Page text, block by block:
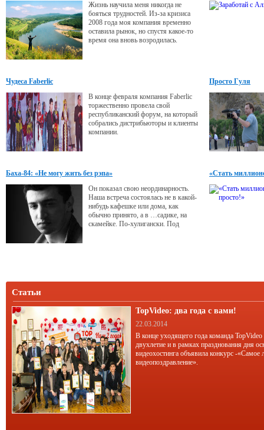
Жизнь научила меня никогда не
бояться трудностей. Из-за кризиса
2008 года моя компания временно
оставила рынок, но спустя какое-то
время она вновь возродилась.
Чудеса Faberlic
В конце февраля компания Faberlic
торжественно провела свой
республиканский форум, на который
собрались дистрибьюторы и клиенты
компании.
Просто Гуля
Баха-84: «Не могу жить без рэпа»
Он показал свою неординарность.
Наша встреча состоялась не в какой-
нибудь кафешке или дома, как
обычно принято, а в …садике, на
скамейке. По-хулигански. Под
«Стать
Статьи
TopVideo: два года с вами!
22.03.2014
В конце уходящего года команда TopVideo
двухлетие и в рамках празднования дня
видеохостинга объявила конкурс -«Самое
видеопоздравление».